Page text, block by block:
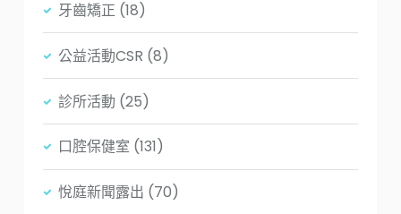
牙齒矯正 (18)
公益活動CSR (8)
診所活動 (25)
口腔保健室 (131)
悅庭新聞露出 (70)